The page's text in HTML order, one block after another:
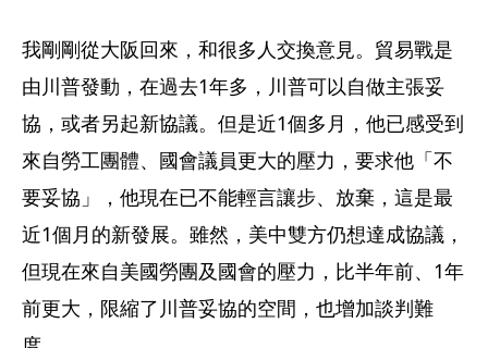
我剛剛從大阪回來，和很多人交換意見。貿易戰是
由川普發動，在過去1年多，川普可以自做主張妥
協，或者另起新協議。但是近1個多月，他已感受到
來自勞工團體、國會議員更大的壓力，要求他「不
要妥協」，他現在已不能輕言讓步、放棄，這是最
近1個月的新發展。雖然，美中雙方仍想達成協議，
但現在來自美國勞團及國會的壓力，比半年前、1年
前更大，限縮了川普妥協的空間，也增加談判難